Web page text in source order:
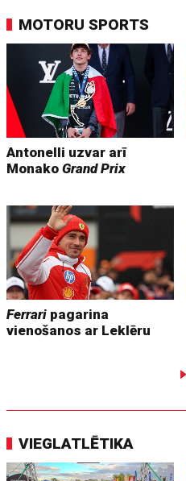
MOTORU SPORTS
Antonelli uzvar arī
MonakoGrand Prix
Ferrari pagarina
vienošanos ar Leklēru
VIEGLATLĒTIKA